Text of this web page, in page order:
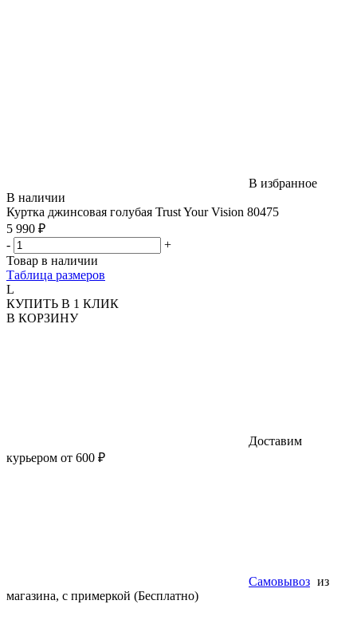
В избранное
В наличии
Куртка джинсовая голубая Trust Your Vision 80475
5 990 ₽
-
+
Товар в наличии
Таблица размеров
L
КУПИТЬ В 1 КЛИК
В КОРЗИНУ
Доставим
курьером от 600 ₽
Самовывоз из
магазина, с примеркой (Бесплатно)